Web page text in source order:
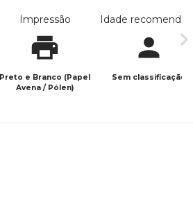
Impressão
Preto e Branco (Papel
Avena / Pólen)
Idade recomendada
Sem classificação